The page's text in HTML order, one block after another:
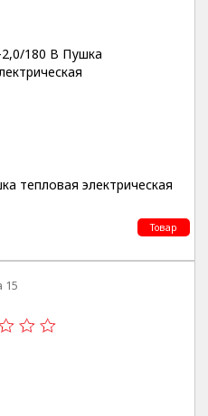
тепловая электрическая
Товар
15